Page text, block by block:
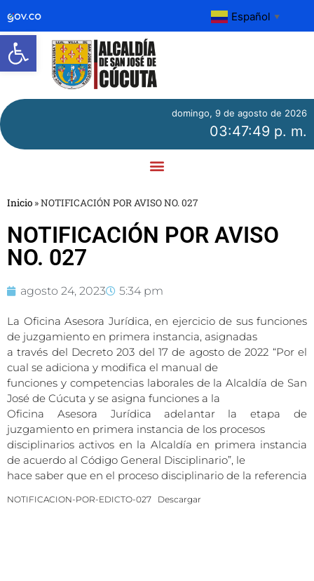
Abrir barra de herramientas
Español ▼
domingo, 9 de agosto de 2026
03:47:49 p. m.
Inicio »NOTIFICACIÓN POR AVISO NO. 027
NOTIFICACIÓN POR AVISO
NO. 027
agosto 24, 2023 5:34 pm
La Oficina Asesora Jurídica, en ejercicio de sus funciones
de juzgamiento en primera instancia, asignadas
a través del Decreto 203 del 17 de agosto de 2022 “Por el
cual se adiciona y modifica el manual de
funciones y competencias laborales de la Alcaldía de San
José de Cúcuta y se asigna funciones a la
Oficina Asesora Jurídica adelantar la etapa de
juzgamiento en primera instancia de los procesos
disciplinarios activos en la Alcaldía en primera instancia
de acuerdo al Código General Disciplinario”, le
hace saber que en el proceso disciplinario de la referencia
NOTIFICACION-POR-EDICTO-027 Descargar